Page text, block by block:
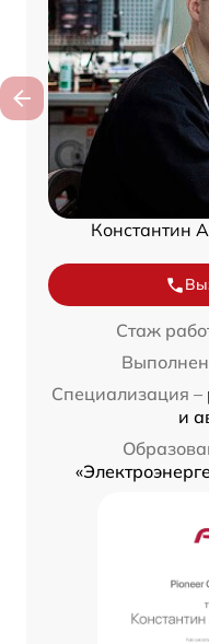
Константин
Стаж
Специализация –
и